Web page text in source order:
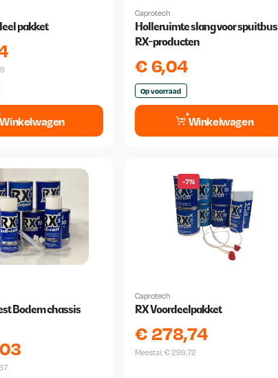
pakket
Winkelwagen
Caprotech
Holleruimte slang voor spuitbus
RX-producten
€6,04
Op voorraad
Winkelwagen
Bodem chassis
-7%
Caprotech
RX Voordeelpakket
€278,74
Meestal:€ 299,72